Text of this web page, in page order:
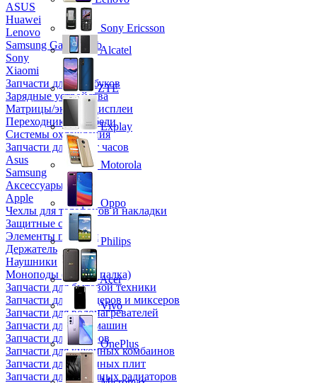
ASUS
Huawei
Lenovo
Samsung Galaxy Tab
Sony
Xiaomi
Запчасти для ноутбуков
Зарядные устройства
Матрицы/экраны/дисплеи
Переходники и кабели
Системы охлаждения
Запчасти для смарт часов
Asus
Samsung
Аксессуары
Apple
Чехлы для телефонов и накладки
Защитные стекла
Элементы питания
Держатель
Наушники
Моноподы (Селфи палка)
Запчасти для бытовой техники
Запчасти для блендеров и миксеров
Запчасти для водонагревателей
Запчасти для кофемашин
Запчасти для кулеров
Запчасти для кухонных комбаинов
Запчасти для кухонных плит
Запчасти для масляных радиаторов
Sony Ericsson
Alcatel
ZTE
Explay
Motorola
Oppo
Philips
Acer
Vivo
OnePlus